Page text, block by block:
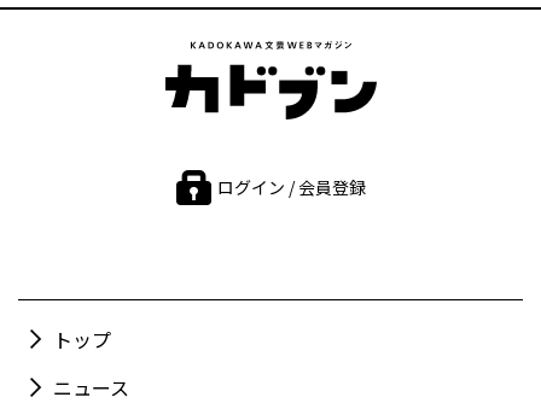
ログイン / 会員登録
トップ
ニュース